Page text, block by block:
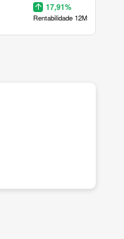
17,91%
Rentabilidade 12M